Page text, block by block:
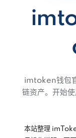
imtoken钱包
链资产。开始
本站整理